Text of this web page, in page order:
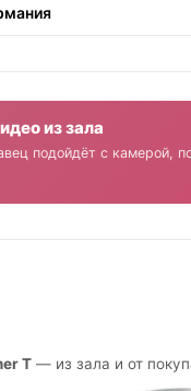
из зала
подойдёт с камерой,
T — из зала и от